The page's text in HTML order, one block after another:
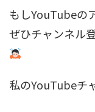
もしYouTubeの
ぜひチャンネル
私のYouTubeチ